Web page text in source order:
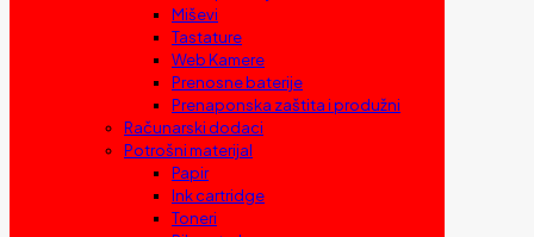
Miševi
Tastature
Web Kamere
Prenosne baterije
Prenaponska zaštita i produžni
Računarski dodaci
Potrošni materijal
Papir
Ink cartridge
Toneri